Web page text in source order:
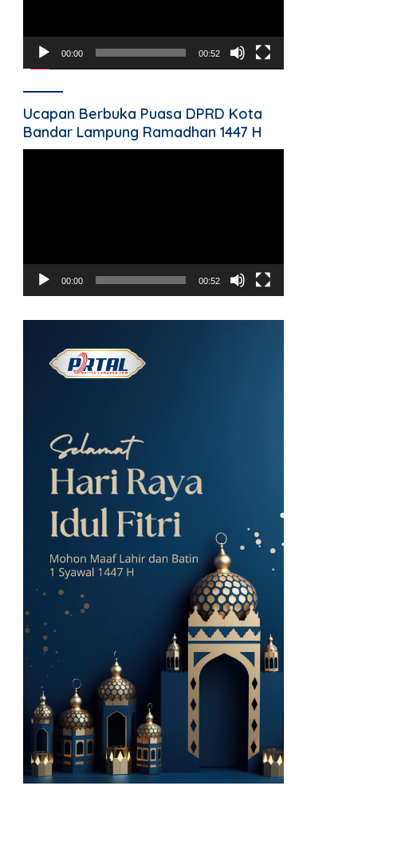
00:00 00:52
Ucapan Berbuka Puasa DPRD Kota
Bandar Lampung Ramadhan 1447 H
00:00 00:52